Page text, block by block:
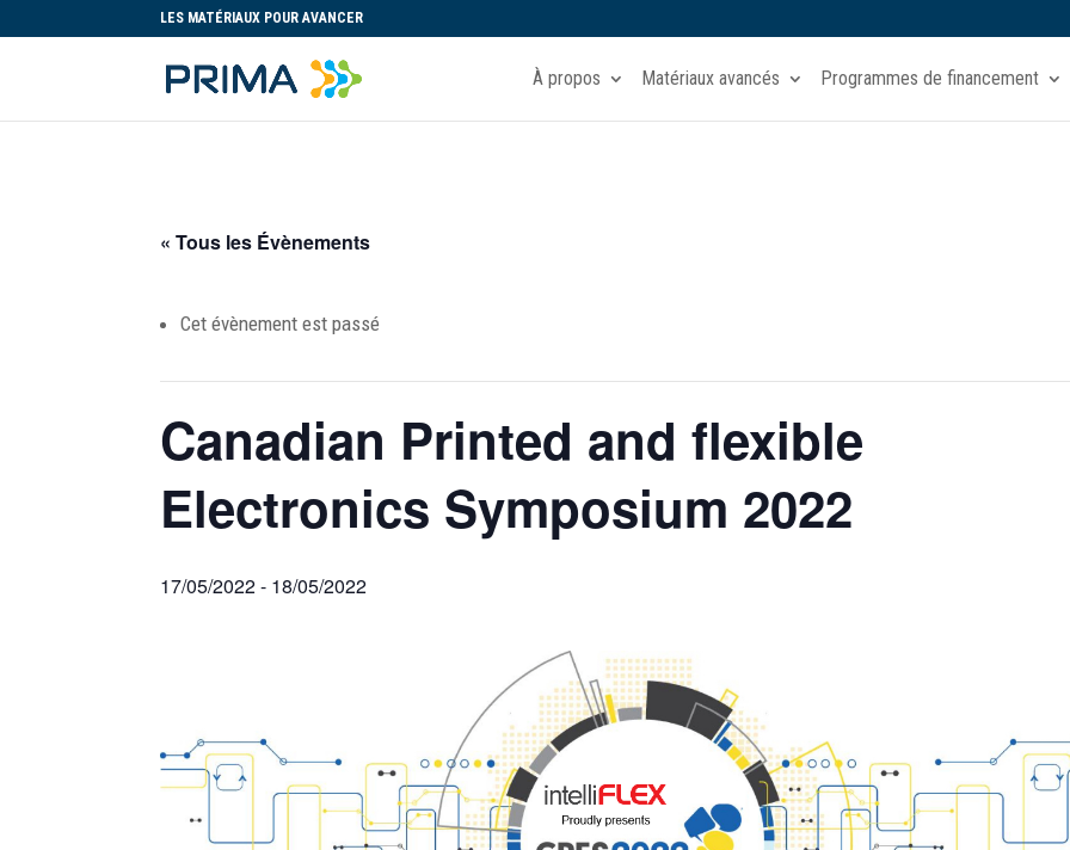
LES MATÉRIAUX POUR AVANCER
À propos Matériaux avancés Programmes de financement
« Tous les Évènements
Cet évènement est passé
Canadian Printed and flexible
Electronics Symposium 2022
17/05/2022- 18/05/2022